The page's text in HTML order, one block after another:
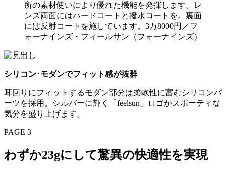
所の素材使いにより優れた機能を発揮します。レ
ンズ両面にはハードコートと撥水コートを。裏面
には反射コートを施しています。3万8000円／フ
ォーナインズ・フィールサン（フォーナインズ）
シリコン･モダンでフィット感が抜群
耳回りにフィットするモダン部分は柔軟性に富むシリコンパ
ーツを採用。シルバーに輝く「feelsun」ロゴがスポーティな
気分を盛り上げます。
PAGE 3
わずか23gにして驚異の快適性を実現